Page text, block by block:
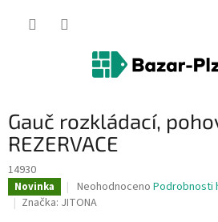
Gauč rozkládací,
REZERVACE
14930
Novinka
Průměrné
hodnocení
Neohodnoceno Podrobnosti
Značka: JITONA